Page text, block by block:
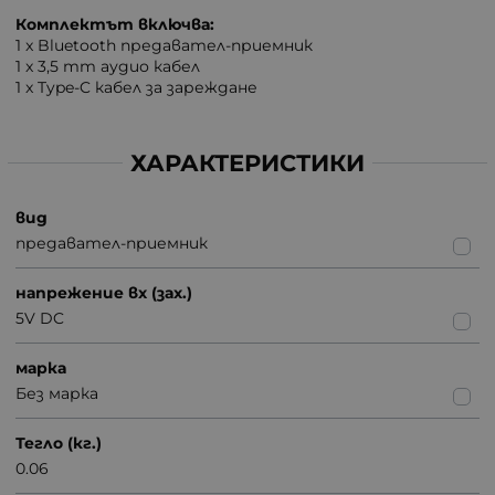
Комплектът включва:
1 x Bluetooth предавател-приемник
1 x 3,5 mm аудио кабел
1 x Type-C кабел за зареждане
ХАРАКТЕРИСТИКИ
вид
предавател-приемник
напрежение вх (зах.)
5V DC
марка
Без марка
Тегло (кг.)
0.06